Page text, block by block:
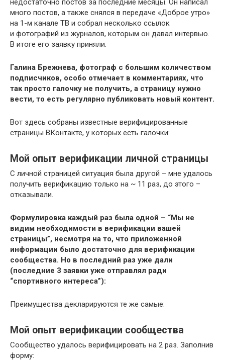
недостаточно постов за последние месяцы. Он написал
много постов, а также снялся в передаче «Доброе утро»
на 1-м канале ТВ и собрал несколько ссылок
и фотографий из журналов, которым он давал интервью.
В итоге его заявку приняли.
Галина Брежнева, фотограф с большим количеством
подписчиков, особо отмечает в комментариях, что
так просто галочку не получить, а страницу нужно
вести, то есть регулярно публиковать новый контент.
Вот здесь собраны известные верифицированные
страницы ВКонтакте, у которых есть галочки:
Мой опыт верификации личной страницы
С личной страницей ситуация была другой – мне удалось
получить верификацию только на ~ 11 раз, до этого –
отказывали.
Формулировка каждый раз была одной – “Мы не
видим необходимости в верификации вашей
страницы”, несмотря на то, что приложенной
информации было достаточно для верификации
сообщества. Но в последний раз уже дали
(последние 3 заявки уже отправлял ради
“спортивного интереса”):
Преимущества декларируются те же самые:
Мой опыт верификации сообщества
Сообщество удалось верифицировать на 2 раз. Заполнив
форму: